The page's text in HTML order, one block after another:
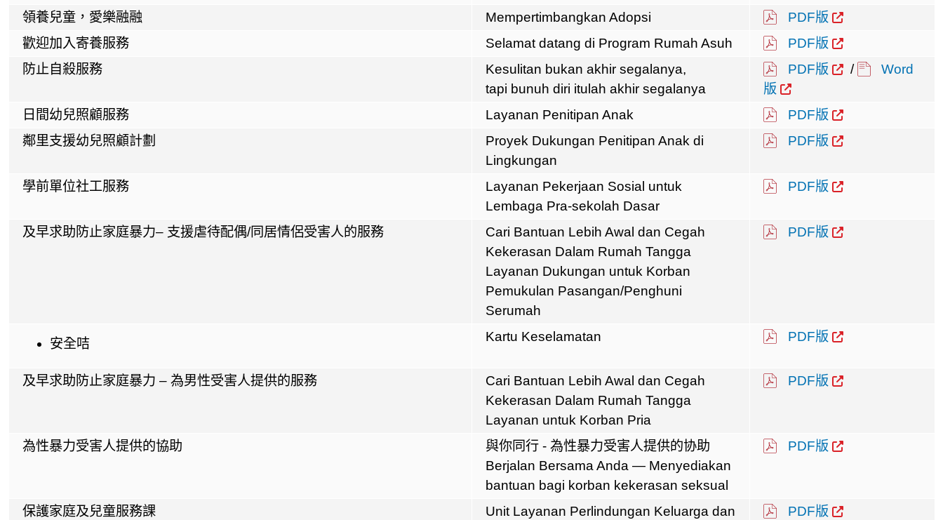
領養兒童，愛樂融融 Mempertimbangkan Adopsi
PDF版
歡迎加入寄養服務
Selamat datang di Program Rumah Asuh
PDF版
防止自殺服務
Kesulitan bukan akhir segalanya,
tapi bunuh diri itulah akhir segalanya
PDF版 /
Word
版
日間幼兒照顧服務
Layanan Penitipan Anak
PDF版
鄰里支援幼兒照顧計劃
Proyek Dukungan Penitipan Anak di
Lingkungan
PDF版
學前單位社工服務
Layanan Pekerjaan Sosial untuk
Lembaga Pra-sekolah Dasar
PDF版
及早求助防止家庭暴力– 支援虐待配偶/同居情侶受害人的服務
Cari Bantuan Lebih Awal dan Cegah
Kekerasan Dalam Rumah Tangga
Layanan Dukungan untuk Korban
Pemukulan Pasangan/Penghuni
Serumah
PDF版
安全咭 Kartu Keselamatan PDF版
及早求助防止家庭暴力 – 為男性受害人提供的服務
Cari Bantuan Lebih Awal dan Cegah
Kekerasan Dalam Rumah Tangga
Layanan untuk Korban Pria
PDF版
為性暴力受害人提供的協助
與你同行 - 為性暴力受害人提供的协助
Berjalan Bersama Anda — Menyediakan
bantuan bagi korban kekerasan seksual
PDF版
保護家庭及兒童服務課
Unit Layanan Perlindungan Keluarga dan
PDF版